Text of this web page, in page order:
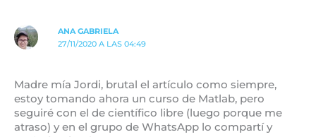
ANA GABRIELA
27/11/2020 A LAS 04:49
Madre mía Jordi, brutal el artículo como siempre,
estoy tomando ahora un curso de Matlab, pero
seguiré con el de científico libre (luego porque me
atraso) y en el grupo de WhatsApp lo compartí y